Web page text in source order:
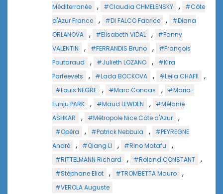
Méditerranée
, #Claudia CHMELENSKY ,
#Côte
d'Azur France
, #DI FALCO Fabrice ,
#Diana
ORLANOVA
, #Elisabeth VIDAL ,
#Fanny
VALENTIN
, #FERRANDIS Bruno ,
#François
Poutaraud
, #Julieth LOZANO ,
#Kira
Parfeevets
, #Lada BOCKOVA , #Leila CHAFII ,
#Louis NEGRE , #Marc Concas ,
#Maria-
Eunju PARK
, #Maud LEWDEN ,
#Mélanie
ASHKAR
, #Métropole Nice Côte d'Azur ,
#Opéra , #Patrick Nebbula ,
#PEYREGNE
André
, #Qiang LI , #Rino Matafu ,
#RITTELMANN Richard , #Roland CONSTANT ,
#Stéphane Eliot , #TROMBETTA Mauro ,
#VEROLA Auguste